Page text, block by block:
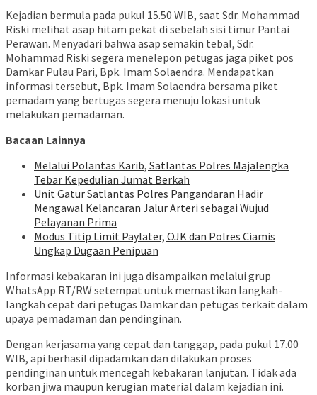
Kejadian bermula pada pukul 15.50 WIB, saat Sdr. Mohammad
Riski melihat asap hitam pekat di sebelah sisi timur Pantai
Perawan. Menyadari bahwa asap semakin tebal, Sdr.
Mohammad Riski segera menelepon petugas jaga piket pos
Damkar Pulau Pari, Bpk. Imam Solaendra. Mendapatkan
informasi tersebut, Bpk. Imam Solaendra bersama piket
pemadam yang bertugas segera menuju lokasi untuk
melakukan pemadaman.
Bacaan Lainnya
Melalui Polantas Karib, Satlantas Polres Majalengka
Tebar Kepedulian Jumat Berkah
Unit Gatur Satlantas Polres Pangandaran Hadir
Mengawal Kelancaran Jalur Arteri sebagai Wujud
Pelayanan Prima
Modus Titip Limit Paylater, OJK dan Polres Ciamis
Ungkap Dugaan Penipuan
Informasi kebakaran ini juga disampaikan melalui grup
WhatsApp RT/RW setempat untuk memastikan langkah-
langkah cepat dari petugas Damkar dan petugas terkait dalam
upaya pemadaman dan pendinginan.
Dengan kerjasama yang cepat dan tanggap, pada pukul 17.00
WIB, api berhasil dipadamkan dan dilakukan proses
pendinginan untuk mencegah kebakaran lanjutan. Tidak ada
korban jiwa maupun kerugian material dalam kejadian ini.